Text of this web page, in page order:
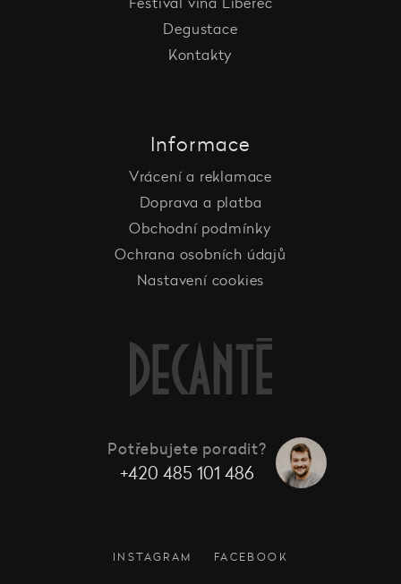
Degustace
Kontakty
Informace
Vrácení a reklamace
Doprava a platba
Obchodní podmínky
Ochrana osobních údajů
Nastavení cookies
Potřebujete poradit?
+420 485 101 486
INSTAGRAM FACEBOOK